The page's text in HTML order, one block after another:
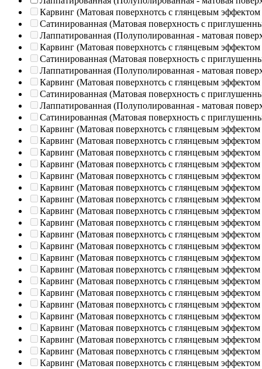
Карвинг (Матовая поверхнотсь с глянцевым эффектом
Сатинированная (Матовая поверхность с
Лаппатированная (Полуполированная - матовая
Карвинг (Матовая поверхнотсь с глянцевым эффектом
Сатинированная (Матовая поверхность с
Лаппатированная (Полуполированная - матовая
Карвинг (Матовая поверхнотсь с глянцевым эффектом
Сатинированная (Матовая поверхность с
Лаппатированная (Полуполированная - матовая
Сатинированная (Матовая поверхность с
Карвинг (Матовая поверхнотсь с глянцевым эффектом
Карвинг (Матовая поверхнотсь с глянцевым эффектом
Карвинг (Матовая поверхнотсь с глянцевым эффектом
Карвинг (Матовая поверхнотсь с глянцевым эффектом
Карвинг (Матовая поверхнотсь с глянцевым эффектом
Карвинг (Матовая поверхнотсь с глянцевым эффектом
Карвинг (Матовая поверхнотсь с глянцевым эффектом
Карвинг (Матовая поверхнотсь с глянцевым эффектом
Карвинг (Матовая поверхнотсь с глянцевым эффектом
Карвинг (Матовая поверхнотсь с глянцевым эффектом
Карвинг (Матовая поверхнотсь с глянцевым эффектом
Карвинг (Матовая поверхнотсь с глянцевым эффектом
Карвинг (Матовая поверхнотсь с глянцевым эффектом
Карвинг (Матовая поверхнотсь с глянцевым эффектом
Карвинг (Матовая поверхнотсь с глянцевым эффектом
Карвинг (Матовая поверхнотсь с глянцевым эффектом
Карвинг (Матовая поверхнотсь с глянцевым эффектом
Карвинг (Матовая поверхнотсь с глянцевым эффектом
Карвинг (Матовая поверхнотсь с глянцевым эффектом
Карвинг (Матовая поверхнотсь с глянцевым эффектом
Карвинг (Матовая поверхнотсь с глянцевым эффектом